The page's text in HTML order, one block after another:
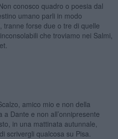
conosco quadro o poesia dal
umano parli in modo
tranne forse due o tre di quelle
che troviamo nei Salmi,
amico mio e non della
Dante e non all’onnipresente
in una mattinata autunnale,
scrivergli qualcosa su Pisa.